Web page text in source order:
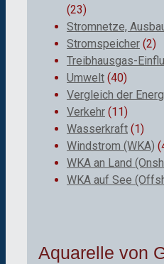
(23)
Stromnetze,
Stromspeicher (2)
Treibhausgas-
Umwelt (40)
Vergleich der
Verkehr (11)
Wasserkraft (1)
Windstrom (WKA)
WKA an Land
WKA auf See
Aquarelle von